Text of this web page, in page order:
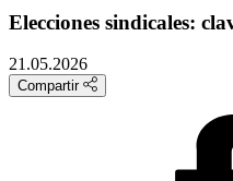
Elecciones sindicales:
21.05.2026
Compartir